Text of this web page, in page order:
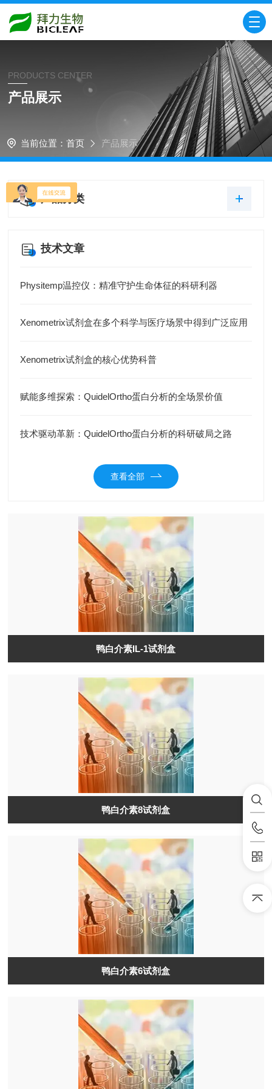
PRODUCTS CENTER
产品展示
当前位置： 首页 产品展示
产品分类
技术文章
Physitemp温控仪：精准守护生命体征的科研利器
Xenometrix试剂盒在多个科学与医疗场景中得到广泛应用
Xenometrix试剂盒的核心优势科普
赋能多维探索：QuidelOrtho蛋白分析的全场景价值
技术驱动革新：QuidelOrtho蛋白分析的科研破局之路
查看全部
鸭白介素IL-1试剂盒
鸭白介素8试剂盒
鸭白介素6试剂盒